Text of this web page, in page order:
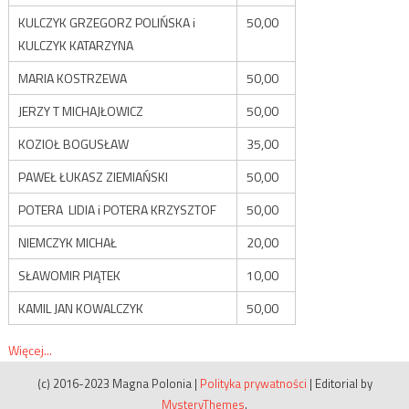
KULCZYK GRZEGORZ POLIŃSKA i
KULCZYK KATARZYNA
50,00
MARIA KOSTRZEWA
50,00
JERZY T MICHAJŁOWICZ
50,00
KOZIOŁ BOGUSŁAW
35,00
PAWEŁ ŁUKASZ ZIEMIAŃSKI
50,00
POTERA LIDIA i POTERA KRZYSZTOF
50,00
NIEMCZYK MICHAŁ
20,00
SŁAWOMIR PIĄTEK
10,00
KAMIL JAN KOWALCZYK
50,00
Więcej...
(c) 2016-2023 Magna Polonia | Polityka prywatności | Editorial by
MysteryThemes.